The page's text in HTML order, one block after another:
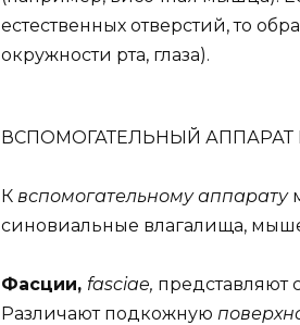
естественных отверстий, то
окружности рта, глаза).
ВСПОМОГАТЕЛЬНЫЙ
К вспомогательному аппарату
синовиальные влагалища,
Фасции, fasciae, представляют
Различают подкожную